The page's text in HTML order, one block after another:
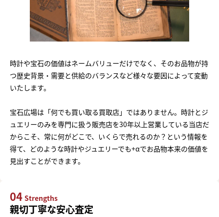
時計や宝石の価値はネームバリューだけでなく、そのお品物が持
つ歴史背景・需要と供給のバランスなど様々な要因によって変動
いたします。
宝石広場は「何でも買い取る買取店」ではありません。時計とジ
ュエリーのみを専門に扱う販売店を30年以上営業している当店だ
からこそ、常に何がどこで、いくらで売れるのか？という情報を
得て、どのような時計やジュエリーでも+αでお品物本来の価値を
見出すことができます。
04 Strengths
親切丁寧な安心査定